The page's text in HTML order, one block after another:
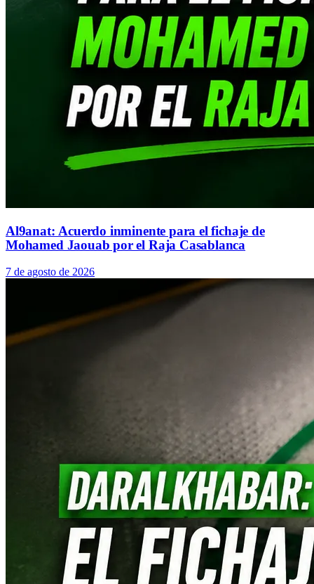
Al9anat: Acuerdo inminente para el fichaje de
Mohamed Jaouab por el Raja Casablanca
7 de agosto de 2026